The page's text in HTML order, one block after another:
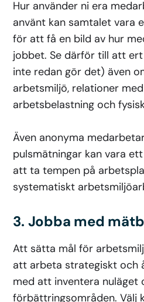
Hur använder ni era
använt kan samtalet vara
för att få en bild av hur
jobbet. Se därför till att
inte redan gör det) även
arbetsmiljö, relationer
arbetsbelastning och
Även anonyma
pulsmätningar kan vara
att ta tempen på
systematiskt
3. Jobba med
Att sätta mål för
att arbeta strategiskt och
med att inventera nuläget
förbättringsområden. Välj